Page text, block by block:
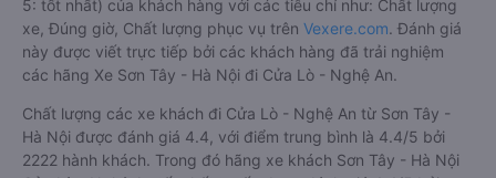
5: tốt nhất) của khách hàng với các tiêu chí như: Chất lượng
xe, Đúng giờ, Chất lượng phục vụ trên Vexere.com. Đánh giá
này được viết trực tiếp bởi các khách hàng đã trải nghiệm
các hãng Xe Sơn Tây - Hà Nội đi Cửa Lò - Nghệ An.
Chất lượng các xe khách đi Cửa Lò - Nghệ An từ Sơn Tây -
Hà Nội được đánh giá 4.4, với điểm trung bình là 4.4/5 bởi
2222 hành khách. Trong đó hãng xe khách Sơn Tây - Hà Nội